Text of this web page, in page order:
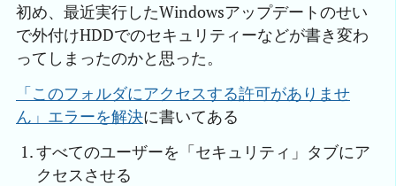
初め、最近実行したWindowsアップデートのせい
で外付けHDDでのセキュリティーなどが書き変わ
ってしまったのかと思った。
「このフォルダにアクセスする許可がありませ
ん」エラーを解決に書いてある
すべてのユーザーを「セキュリティ」タブにア
クセスさせる